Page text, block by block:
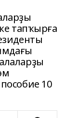
тапҡырға
10